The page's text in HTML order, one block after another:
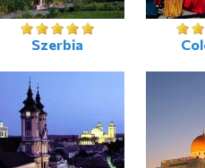
Szerbia